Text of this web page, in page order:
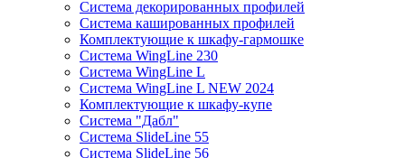
Система декорированных профилей
Система кашированных профилей
Комплектующие к шкафу-гармошке
Система WingLine 230
Система WingLine L
Система WingLine L NEW 2024
Комплектующие к шкафу-купе
Система "Дабл"
Система SlideLine 55
Система SlideLine 56